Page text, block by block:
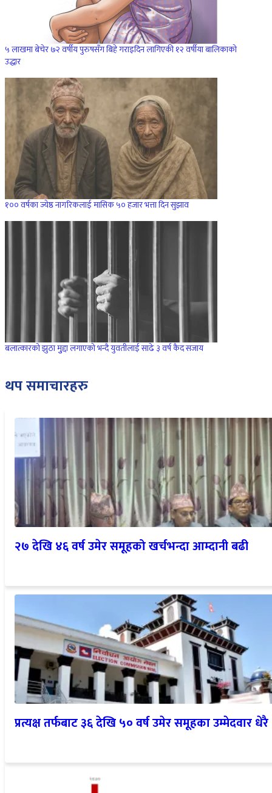
५ लाखमा बेचेर ७२ वर्षीय पुरुषसँग बिहे गराइदिन लागिएकी १२ वर्षीया बालिकाको
उद्धार
१०० वर्षका ज्येष्ठ नागरिकलाई मासिक ५० हजार भत्ता दिन सुझाव
बलात्कारको झुठा मुुद्दा लगाएको भन्दै युवतीलाई साढे ३ वर्ष कैद सजाय
थप समाचारहरु
२७ देखि ४६ वर्ष उमेर समूहको खर्चभन्दा आम्दानी बढी
प्रत्यक्ष तर्फबाट ३६ देखि ५० वर्ष उमेर समूहका उम्मेदवार धेरै